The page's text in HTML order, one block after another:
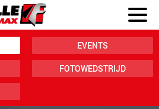
EVENTS
FOTOWEDSTRIJD